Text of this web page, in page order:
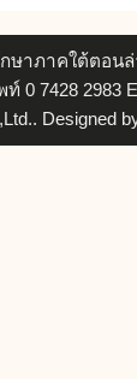
ษาภาคใต้ตอนล่
7428 2983
. Designed